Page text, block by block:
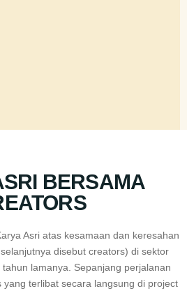
BERSAMA
Asri atas kesamaan dan keresahan
disebut creators) di sektor
lamanya. Sepanjang perjalanan
terlibat secara langsung di project